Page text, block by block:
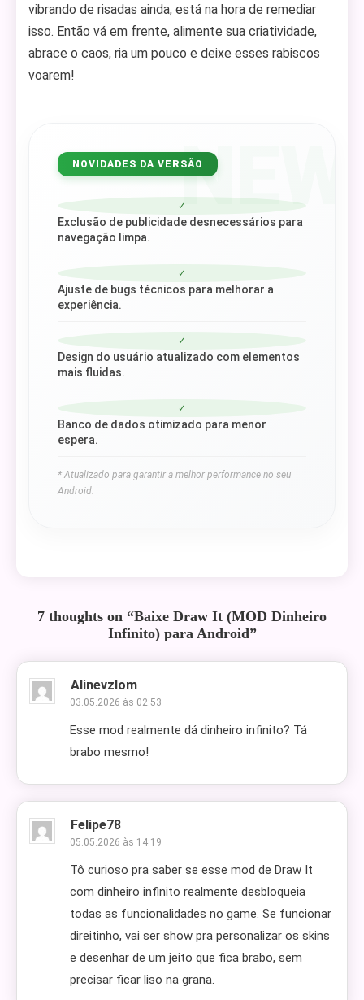
vibrando de risadas ainda, está na hora de remediar
isso. Então vá em frente, alimente sua criatividade,
abrace o caos, ria um pouco e deixe esses rabiscos
voarem!
NEW
NOVIDADES DA VERSÃO
✓
Exclusão de publicidade desnecessários para
navegação limpa.
✓
Ajuste de bugs técnicos para melhorar a
experiência.
✓
Design do usuário atualizado com elementos
mais fluidas.
✓
Banco de dados otimizado para menor
espera.
* Atualizado para garantir a melhor performance no seu
Android.
7 thoughts on “Baixe Draw It (MOD Dinheiro
Infinito) para Android”
Alinevzlom
03.05.2026 às 02:53
Esse mod realmente dá dinheiro infinito? Tá
brabo mesmo!
Felipe78
05.05.2026 às 14:19
Tô curioso pra saber se esse mod de Draw It
com dinheiro infinito realmente desbloqueia
todas as funcionalidades no game. Se funcionar
direitinho, vai ser show pra personalizar os skins
e desenhar de um jeito que fica brabo, sem
precisar ficar liso na grana.